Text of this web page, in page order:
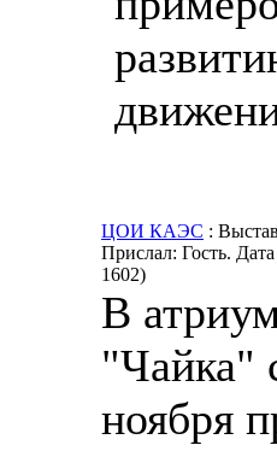
ЦОИ КАЭС :
Прислал: Гость.
1602)
В
"Чайка"
ноября